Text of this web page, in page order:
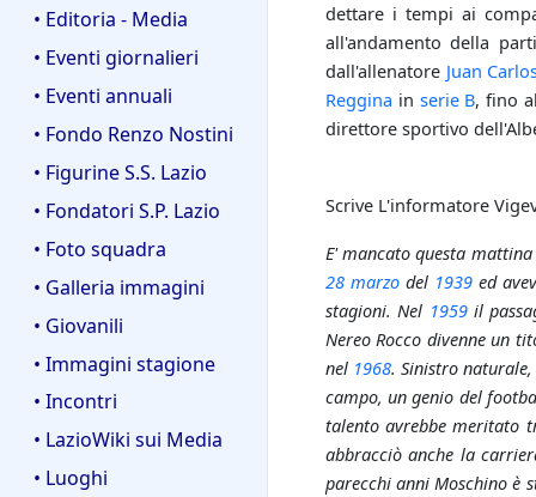
• Editoria - Media
• Eventi giornalieri
• Eventi annuali
• Fondo Renzo Nostini
• Figurine S.S. Lazio
• Fondatori S.P. Lazio
• Foto squadra
• Galleria immagini
• Giovanili
• Immagini stagione
• Incontri
• LazioWiki sui Media
• Luoghi
dettare i tempi ai
all'andamento della
dall'allenatore Juan
Reggina in serie B, fino
direttore sportivo
Scrive L'informatore
E' mancato questa
28 marzo del 1939 ed
stagioni. Nel 1959il
Nereo Rocco divenne un
nel 1968. Sinistro
campo, un genio del
talento avrebbe meritato
abbracciò anche la
parecchi anni Moschino è